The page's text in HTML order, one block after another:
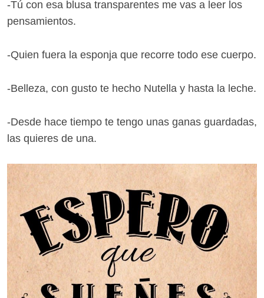
-Tú con esa blusa transparentes me vas a leer los
pensamientos.
-Quien fuera la esponja que recorre todo ese cuerpo.
-Belleza, con gusto te hecho Nutella y hasta la leche.
-Desde hace tiempo te tengo unas ganas guardadas,
las quieres de una.